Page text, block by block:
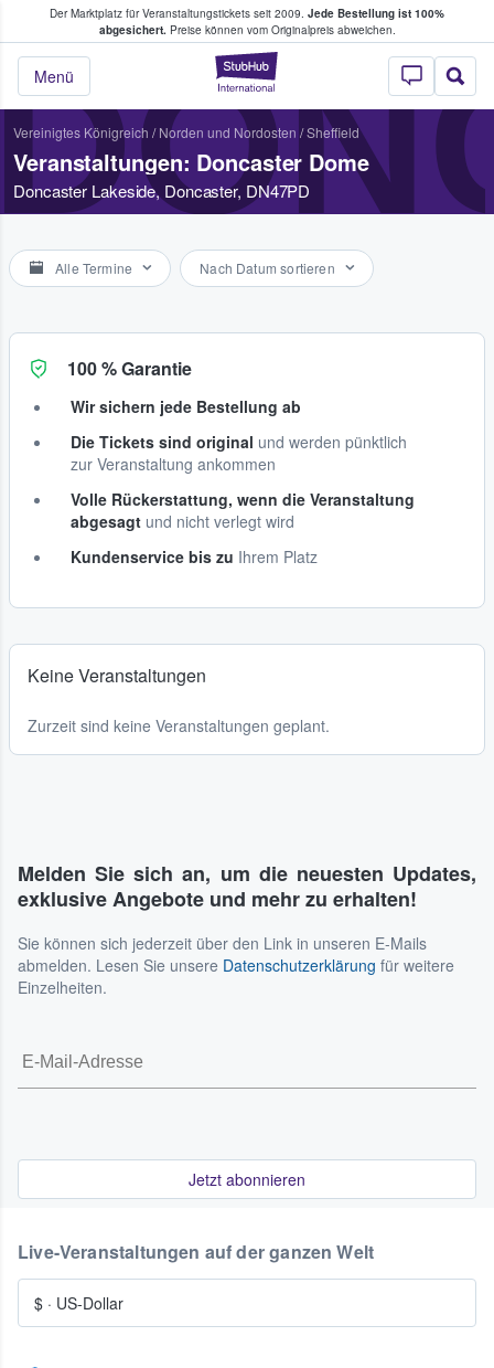
Der Marktplatz für Veranstaltungstickets seit 2009. Jede Bestellung ist 100%
abgesichert.Preise können vom Originalpreis abweichen.
StubHub - Wo
Menü
Tickets kaufen & verkaufen
Vereinigtes Königreich / Norden und Nordosten /Sheffield
Veranstaltungen: Doncaster Dome
Doncaster Lakeside, Doncaster, DN47PD
Alle Termine Nach Datum sortieren
100 % Garantie
Wir sichern jede Bestellung ab
Die Tickets sind original und werden pünktlich
zur Veranstaltung ankommen
Volle Rückerstattung, wenn die Veranstaltung
abgesagt und nicht verlegt wird
Kundenservice bis zu Ihrem Platz
Keine Veranstaltungen
Zurzeit sind keine Veranstaltungen geplant.
Melden Sie sich an, um die neuesten Updates,
exklusive Angebote und mehr zu erhalten!
Sie können sich jederzeit über den Link in unseren E-Mails
abmelden. Lesen Sie unsere Datenschutzerklärung für weitere
Einzelheiten.
Jetzt abonnieren
Live-Veranstaltungen auf der ganzen Welt
$ · US-Dollar